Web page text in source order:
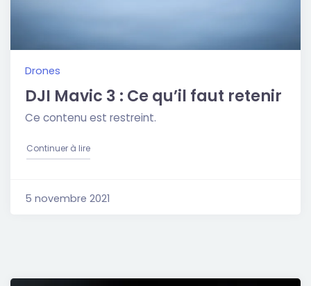
DJI Mavic 3 : Ce qu’il faut retenir
Drones
Ce contenu est restreint.
Continuer à lire"DJI Mavic 3 : Ce qu’il faut retenir"
5 novembre 2021